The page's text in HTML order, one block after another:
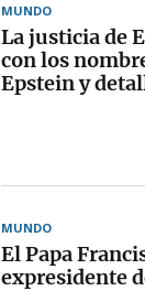
MUNDO
La justicia de
con los
Epstein y
MUNDO
El Papa
expresidente